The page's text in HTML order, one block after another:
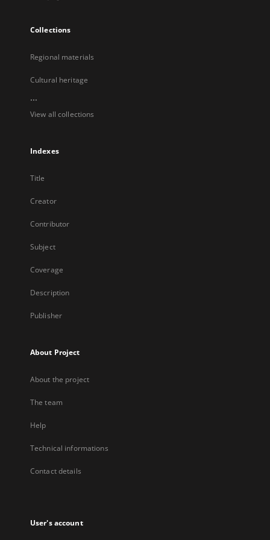
Collections
Regional materials
Cultural heritage
...
View all collections
Indexes
Title
Creator
Contributor
Subject
Coverage
Description
Publisher
About Project
About the project
The team
Help
Technical informations
Contact details
User's account